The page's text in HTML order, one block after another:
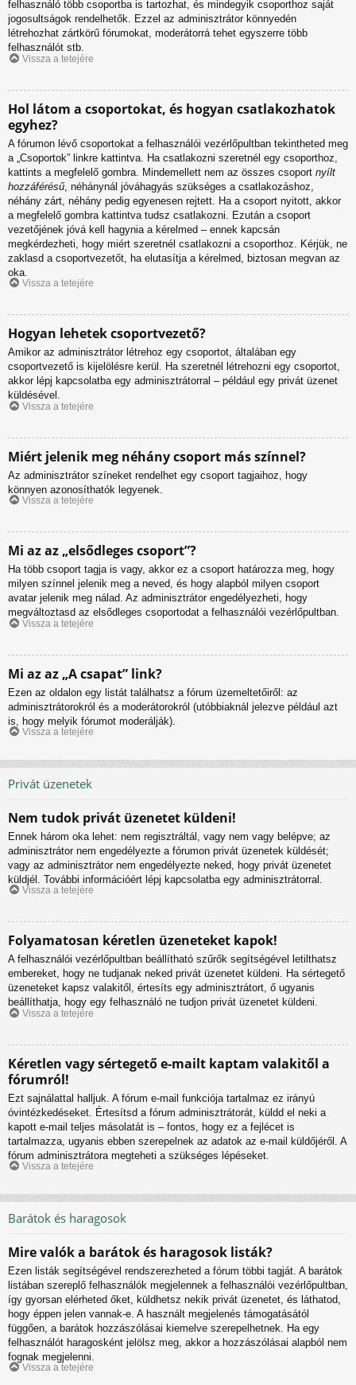
felhasználó több csoportba is tartozhat, és mindegyik csoporthoz saját
jogosultságok rendelhetők. Ezzel az adminisztrátor könnyedén
létrehozhat zártkörű fórumokat, moderátorrá tehet egyszerre több
felhasználót stb.
Vissza a tetejére
Hol látom a csoportokat, és hogyan csatlakozhatok
egyhez?
A fórumon lévő csoportokat a felhasználói vezérlőpultban tekintheted meg
a „Csoportok” linkre kattintva. Ha csatlakozni szeretnél egy csoporthoz,
kattints a megfelelő gombra. Mindemellett nem az összes csoport nyílt
hozzáférésű, néhánynál jóváhagyás szükséges a csatlakozáshoz,
néhány zárt, néhány pedig egyenesen rejtett. Ha a csoport nyitott, akkor
a megfelelő gombra kattintva tudsz csatlakozni. Ezután a csoport
vezetőjének jóvá kell hagynia a kérelmed – ennek kapcsán
megkérdezheti, hogy miért szeretnél csatlakozni a csoporthoz. Kérjük, ne
zaklasd a csoportvezetőt, ha elutasítja a kérelmed, biztosan megvan az
oka.
Vissza a tetejére
Hogyan lehetek csoportvezető?
Amikor az adminisztrátor létrehoz egy csoportot, általában egy
csoportvezető is kijelölésre kerül. Ha szeretnél létrehozni egy csoportot,
akkor lépj kapcsolatba egy adminisztrátorral – például egy privát üzenet
küldésével.
Vissza a tetejére
Miért jelenik meg néhány csoport más színnel?
Az adminisztrátor színeket rendelhet egy csoport tagjaihoz, hogy
könnyen azonosíthatók legyenek.
Vissza a tetejére
Mi az az „elsődleges csoport”?
Ha több csoport tagja is vagy, akkor ez a csoport határozza meg, hogy
milyen színnel jelenik meg a neved, és hogy alapból milyen csoport
avatar jelenik meg nálad. Az adminisztrátor engedélyezheti, hogy
megváltoztasd az elsődleges csoportodat a felhasználói vezérlőpultban.
Vissza a tetejére
Mi az az „A csapat” link?
Ezen az oldalon egy listát találhatsz a fórum üzemeltetőiről: az
adminisztrátorokról és a moderátorokról (utóbbiaknál jelezve például azt
is, hogy melyik fórumot moderálják).
Vissza a tetejére
Privát üzenetek
Nem tudok privát üzenetet küldeni!
Ennek három oka lehet: nem regisztráltál, vagy nem vagy belépve; az
adminisztrátor nem engedélyezte a fórumon privát üzenetek küldését;
vagy az adminisztrátor nem engedélyezte neked, hogy privát üzenetet
küldjél. További információért lépj kapcsolatba egy adminisztrátorral.
Vissza a tetejére
Folyamatosan kéretlen üzeneteket kapok!
A felhasználói vezérlőpultban beállítható szűrők segítségével letilthatsz
embereket, hogy ne tudjanak neked privát üzenetet küldeni. Ha sértegető
üzeneteket kapsz valakitől, értesíts egy adminisztrátort, ő ugyanis
beállíthatja, hogy egy felhasználó ne tudjon privát üzenetet küldeni.
Vissza a tetejére
Kéretlen vagy sértegető e-mailt kaptam valakitől a
fórumról!
Ezt sajnálattal halljuk. A fórum e-mail funkciója tartalmaz ez irányú
óvintézkedéseket. Értesítsd a fórum adminisztrátorát, küldd el neki a
kapott e-mail teljes másolatát is – fontos, hogy ez a fejlécet is
tartalmazza, ugyanis ebben szerepelnek az adatok az e-mail küldőjéről. A
fórum adminisztrátora megteheti a szükséges lépéseket.
Vissza a tetejére
Barátok és haragosok
Mire valók a barátok és haragosok listák?
Ezen listák segítségével rendszerezheted a fórum többi tagját. A barátok
listában szereplő felhasználók megjelennek a felhasználói vezérlőpultban,
így gyorsan elérheted őket, küldhetsz nekik privát üzenetet, és láthatod,
hogy éppen jelen vannak-e. A használt megjelenés támogatásától
függően, a barátok hozzászólásai kiemelve szerepelhetnek. Ha egy
felhasználót haragosként jelölsz meg, akkor a hozzászólásai alapból nem
fognak megjelenni.
Vissza a tetejére